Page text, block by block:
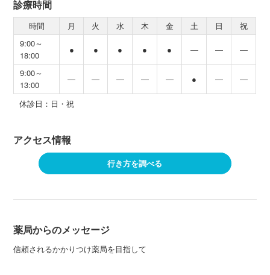
診療時間
時間 月 火 水 木 金 土 日
祝
9:00～
18:00
● ● ● ● ● ― ― ―
9:00～
13:00
― ― ― ― ― ● ― ―
休診日：日・祝
アクセス情報
行き方を調べる
薬局からのメッセージ
信頼されるかかりつけ薬局を目指して